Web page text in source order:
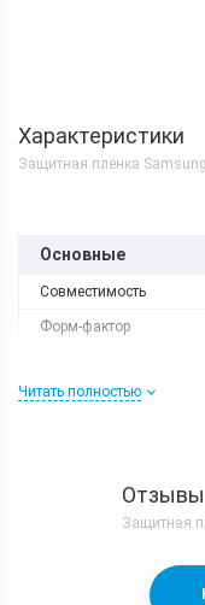
Характеристики
Защитная пленка
Основные
Совместимость
Форм-фактор
Читать полностью
Отзывы
Защитная